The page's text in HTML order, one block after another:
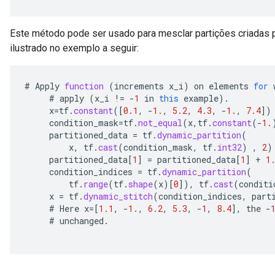
Este método pode ser usado para mesclar partições criadas
ilustrado no exemplo a seguir:
# Apply function (increments x_i) on elements for
# apply (x_i != -1 in this example).
x=tf.constant( [0.1 , -1. , 5.2, 4.3, -1. , 7.4] )
condition_mask=tf.not_equal(x, tf.constant(-1.
partitioned_data = tf.dynamic_partition(
x, tf.cast(condition_mask, tf. int32) , 2)
partitioned_data[1 ] = partitioned_data[1 ] +
condition_indices = tf.dynamic_partition(
tf. range(tf. shape(x) [0] ), tf.cast(
x = tf.dynamic_stitch(condition_indices,
# Here x=[1.1 , -1. , 6.2, 5.3, -1 , 8.4] , the -
# unchanged .